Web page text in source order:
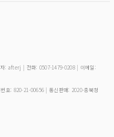
: afterj | 전화: 0507-1479-0208 | 이메일:
호: 820-21-00656 | 통신판매: 2020-충북청